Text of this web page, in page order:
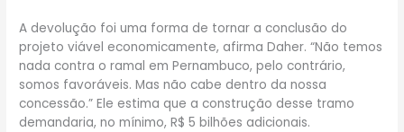
A devolução foi uma forma de tornar a conclusão do
projeto viável economicamente, afirma Daher. “Não temos
nada contra o ramal em Pernambuco, pelo contrário,
somos favoráveis. Mas não cabe dentro da nossa
concessão.” Ele estima que a construção desse tramo
demandaria, no mínimo, R$ 5 bilhões adicionais.